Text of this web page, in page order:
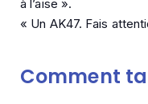
à l’aise ».
« Un AK47. Fais
Comment